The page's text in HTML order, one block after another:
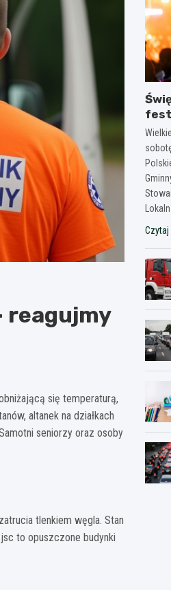
reagujmy
się temperaturą,
altanek na działkach
seniorzy oraz osoby
tlenkiem węgla. Stan
to opuszczone budynki
Czytaj